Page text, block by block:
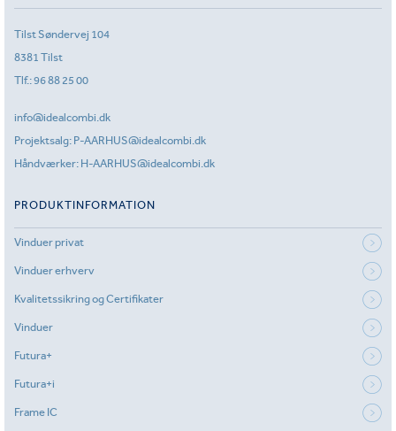
Tilst Søndervej 104
8381 Tilst
Tlf.:96 88 25 00
info@idealcombi.dk
Projektsalg: P-AARHUS@idealcombi.dk
Håndværker: H-AARHUS@idealcombi.dk
PRODUKTINFORMATION
Vinduer privat
Vinduer erhverv
Kvalitetssikring og Certifikater
Vinduer
Futura+
Futura+i
Frame IC